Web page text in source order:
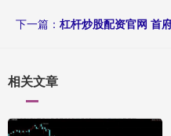
下一篇： 杠杆炒股配资官网 首
相关文章